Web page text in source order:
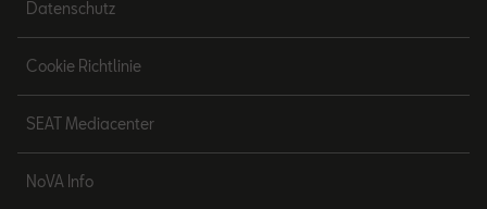
Datenschutz
Cookie Richtlinie
SEAT Mediacenter
NoVA Info